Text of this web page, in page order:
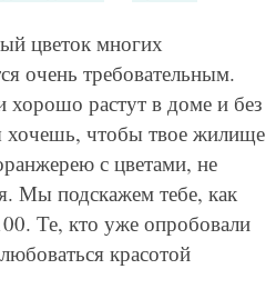
цветок многих
очень требовательным.
растут в доме и без
хочешь, чтобы твое жилище
с цветами, не
Мы подскажем тебе, как
Те, кто уже опробовали
красотой